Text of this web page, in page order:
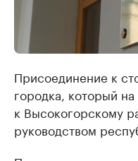
Присоединение к
городка, который
к Высокогорскому
руководством